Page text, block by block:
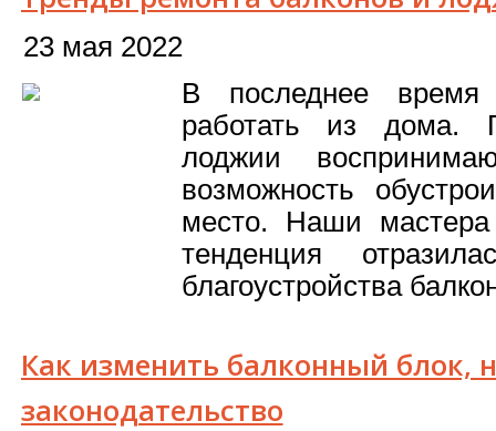
23 мая 2022
В последнее
работать из дома.
лоджии
возможность
место. Наши мастера
тенденция
благоустройства
Как изменить балконный блок,
законодательство